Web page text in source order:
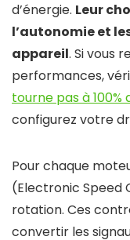
d’énergie. Leur
l’autonomie et
appareil. Si vous
performances,
tourne pas à 100%
configurez votre
Pour chaque
(Electronic Speed
rotation. Ces
convertir les